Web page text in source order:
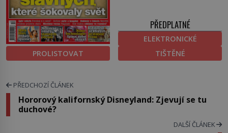
PROLISTOVAT
PŘEDPLATNÉ
ELEKTRONICKÉ
TIŠTĚNÉ
PŘEDCHOZÍ ČLÁNEK
Hororový kalifornský Disneyland: Zjevují se tu
duchové?
DALŠÍ ČLÁNEK